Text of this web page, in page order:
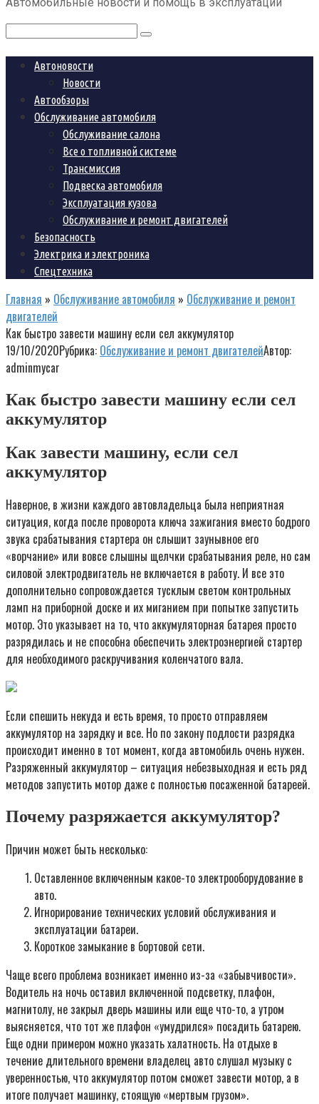
Поиск:
Автоновости
Новости
Автообзоры
Обслуживание автомобиля
Обслуживание салона
Все о топливной системе
Трансмиссия
Подвеска автомобиля
Эксплуатация кузова
Обслуживание и ремонт двигателей
Безопасность
Электрика и электроника
Спецтехника
Главная » Обслуживание автомобиля » Обслуживание и ремонт
двигателей
Как быстро завести машину если сел аккумулятор
19/10/2020Рубрика: Обслуживание и ремонт двигателейАвтор:
adminmycar
Как быстро завести машину если сел
аккумулятор
Как завести машину, если сел
аккумулятор
Наверное, в жизни каждого автовладельца была неприятная
ситуация, когда после проворота ключа зажигания вместо бодрого
звука срабатывания стартера он слышит заунывное его
«ворчание» или вовсе слышны щелчки срабатывания реле, но сам
силовой электродвигатель не включается в работу. И все это
дополнительно сопровождается тусклым светом контрольных
ламп на приборной доске и их миганием при попытке запустить
мотор. Это указывает на то, что аккумуляторная батарея просто
разрядилась и не способна обеспечить электроэнергией стартер
для необходимого раскручивания коленчатого вала.
Если спешить некуда и есть время, то просто отправляем
аккумулятор на зарядку и все. Но по закону подлости разрядка
происходит именно в тот момент, когда автомобиль очень нужен.
Разряженный аккумулятор – ситуация небезвыходная и есть ряд
методов запустить мотор даже с полностью посаженной батареей.
Почему разряжается аккумулятор?
Причин может быть несколько:
Оставленное включенным какое-то электрооборудование в
авто.
Игнорирование технических условий обслуживания и
эксплуатации батареи.
Короткое замыкание в бортовой сети.
Чаще всего проблема возникает именно из-за «забывчивости».
Водитель на ночь оставил включенной подсветку, плафон,
магнитолу, не закрыл дверь машины или еще что-то, а утром
выясняется, что тот же плафон «умудрился» посадить батарею.
Еще одни примером можно указать халатность. На отдыхе в
течение длительного времени владелец авто слушал музыку с
уверенностью, что аккумулятор потом сможет завести мотор, а в
итоге получает машинку, стоящую «мертвым грузом».